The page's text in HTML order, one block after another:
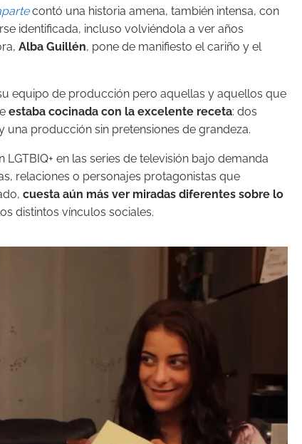
contó una historia amena, también intensa, con
identificada, incluso volviéndola a ver años
Alba Guillén, pone de manifiesto el cariño y el
equipo de producción pero aquellas y aquellos que
estaba cocinada con la excelente receta: dos
producción sin pretensiones de grandeza.
en las series de televisión bajo demanda
relaciones o personajes protagonistas que
cuesta aún más ver miradas diferentes sobre lo
distintos vínculos sociales.